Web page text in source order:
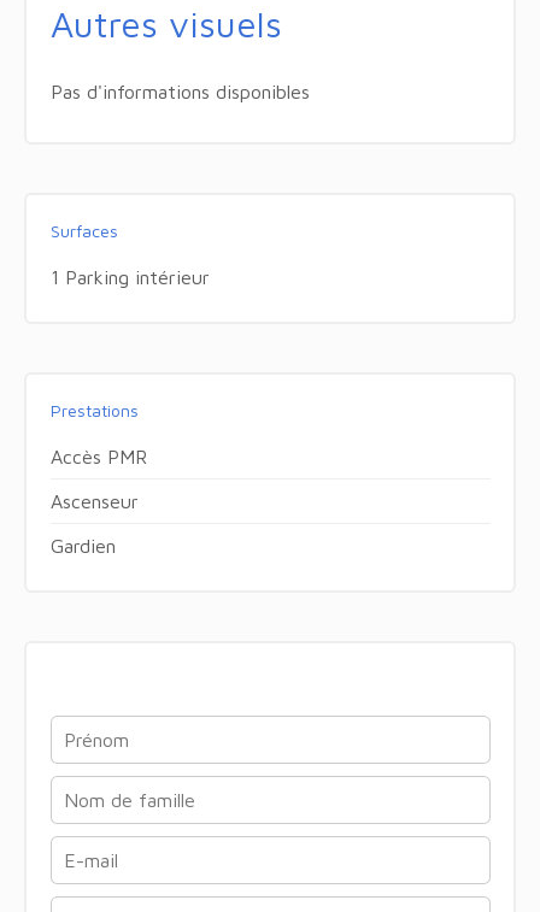
Autres visuels
Pas d'informations disponibles
Surfaces
1 Parking intérieur
Prestations
Accès PMR
Ascenseur
Gardien